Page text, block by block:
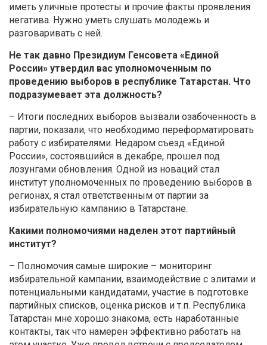
иметь уличные протесты и прочие факты проявления
негатива. Нужно уметь слушать молодежь и
разговаривать с ней.
Не так давно Президиум Генсовета «Единой
России» утвердил вас уполномоченным по
проведению выборов в республике Татарстан. Что
подразумевает эта должность?
– Итоги последних выборов вызвали озабоченность в
партии, показали, что необходимо переформатировать
работу с избирателями. Недаром съезд «Единой
России», состоявшийся в декабре, прошел под
лозунгами обновления. Одной из новаций стал
институт уполномоченных по проведению выборов в
регионах, я стал ответственным от партии за
избирательную кампанию в Татарстане.
Какими полномочиями наделен этот партийный
институт?
– Полномочия самые широкие – мониторинг
избирательной кампании, взаимодействие с элитами и
потенциальными кандидатами, участие в подготовке
партийных списков, оценка рисков и т.п. Республика
Татарстан мне хорошо знакома, есть наработанные
контакты, так что намерен эффективно работать на